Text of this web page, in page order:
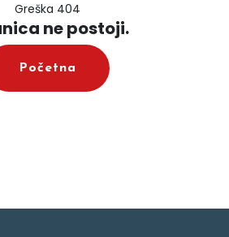
Greška 404
ne postoji.
Početna